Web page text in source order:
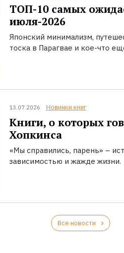
ТОП-10 самых
июля-2026
Японский минимализм,
тоска в Парагвае и кое-что
13.07.2026 Новинки книг
Книги, о которых
Хопкинса
«Мы справились, парень» –
зависимостью и жажде жизни.
Все новости